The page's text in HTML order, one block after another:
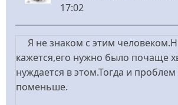
17:02
Я не знаком с этим
кажется,его нужно было почаще
нуждается в этом.Тогда и
поменьше.